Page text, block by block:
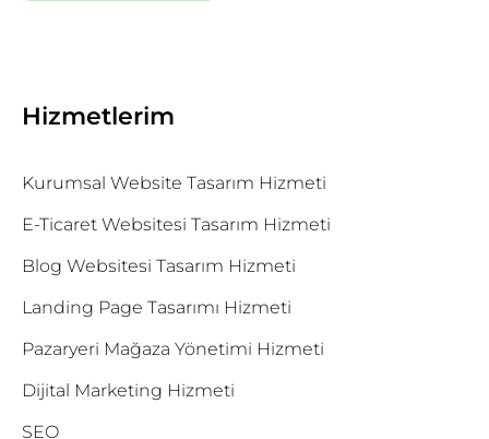
Hizmetlerim
Kurumsal Website Tasarım Hizmeti
E-Ticaret Websitesi Tasarım Hizmeti
Blog Websitesi Tasarım Hizmeti
Landing Page Tasarımı Hizmeti
Pazaryeri Mağaza Yönetimi Hizmeti
Dijital Marketing Hizmeti
SEO